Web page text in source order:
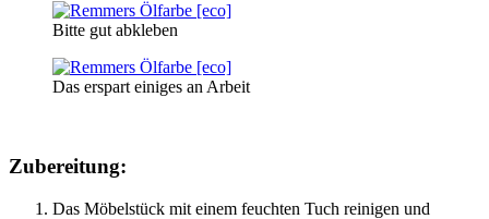
Bitte gut abkleben
Das erspart einiges an Arbeit
Zubereitung:
Das Möbelstück mit einem feuchten Tuch reinigen und